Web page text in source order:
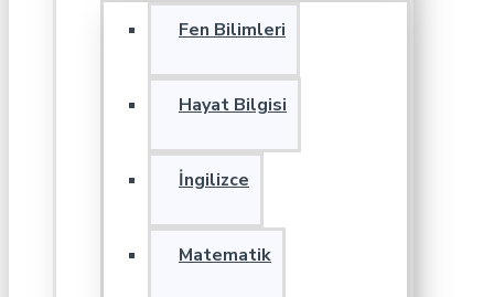
Fen Bilimleri
Hayat Bilgisi
İngilizce
Matematik